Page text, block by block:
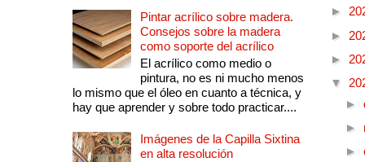
Pintar acrílico sobre madera.
Consejos sobre la madera
como soporte del acrílico
El acrílico como medio o
pintura, no es ni mucho menos
lo mismo que el óleo en cuanto a técnica, y
hay que aprender y sobre todo practicar....
Imágenes de la Capilla Sixtina
en alta resolución
►
►
►
▼
►
►
►